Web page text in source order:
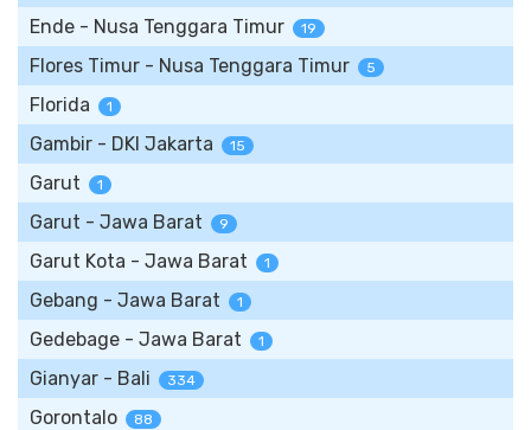
Ende - Nusa Tenggara Timur 19
Flores Timur - Nusa Tenggara Timur 5
Florida 1
Gambir - DKI Jakarta 15
Garut 1
Garut - Jawa Barat 9
Garut Kota - Jawa Barat 1
Gebang - Jawa Barat 1
Gedebage - Jawa Barat 1
Gianyar - Bali 334
Gorontalo 88